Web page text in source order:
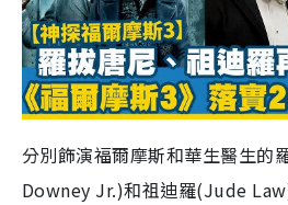
分別飾演福爾摩斯和華生醫生的
Downey Jr.)和祖迪羅(Jude